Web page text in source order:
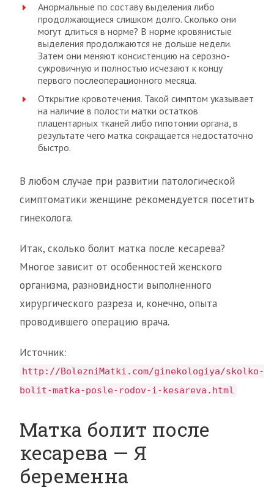
Анормальные по составу выделения либо
продолжающиеся слишком долго. Сколько они
могут длиться в норме? В норме кровянистые
выделения продолжаются не дольше недели.
Затем они меняют консистенцию на серозно-
сукровичную и полностью исчезают к концу
первого послеоперационного месяца.
Открытие кровотечения. Такой симптом указывает
на наличие в полости матки остатков
плацентарных тканей либо гипотонии органа, в
результате чего матка сокращается недостаточно
быстро.
В любом случае при развитии патологической
симптоматики женщине рекомендуется посетить
гинеколога.
Итак, сколько болит матка после кесарева?
Многое зависит от особенностей женского
организма, разновидности выполненного
хирургического разреза и, конечно, опыта
проводившего операцию врача.
Источник:
http://BolezniMatki.com/ginekologiya/skolko-
bolit-matka-posle-rodov-i-kesareva.html
Матка болит после
кесарева — Я
беременна